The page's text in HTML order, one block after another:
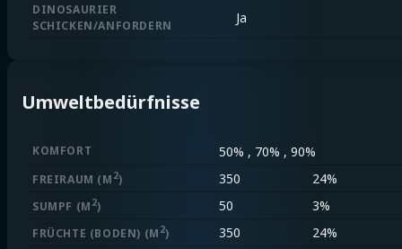
DINOSAURIER
SCHICKEN/ANFORDERN
Ja
Umweltbedürfnisse
KOMFORT 50% , 70% , 90%
FREIRAUM (M 2) 350 24%
SUMPF (M 2) 50 3%
FRÜCHTE (BODEN) (M 2) 350 24%